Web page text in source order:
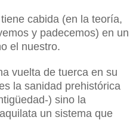
cabida (en la teoría,
y padecemos) en un
el nuestro.
vuelta de tuerca en su
la sanidad prehistórica
) sino la
un sistema que